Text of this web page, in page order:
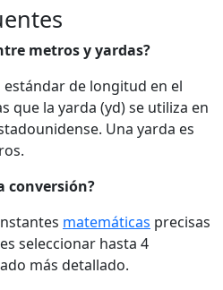
metros y yardas?
de longitud en el
que la yarda (yd) se utiliza en
Una yarda es
conversión?
matemáticas precisas
seleccionar hasta 4
más detallado.